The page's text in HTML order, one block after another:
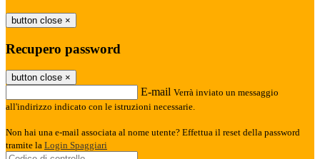
button close ×
Recupero password
button close ×
E-mail Verrà inviato un messaggio
all'indirizzo indicato con le istruzioni necessarie.
Non hai una e-mail associata al nome utente? Effettua il reset della password
tramite la Login Spaggiari